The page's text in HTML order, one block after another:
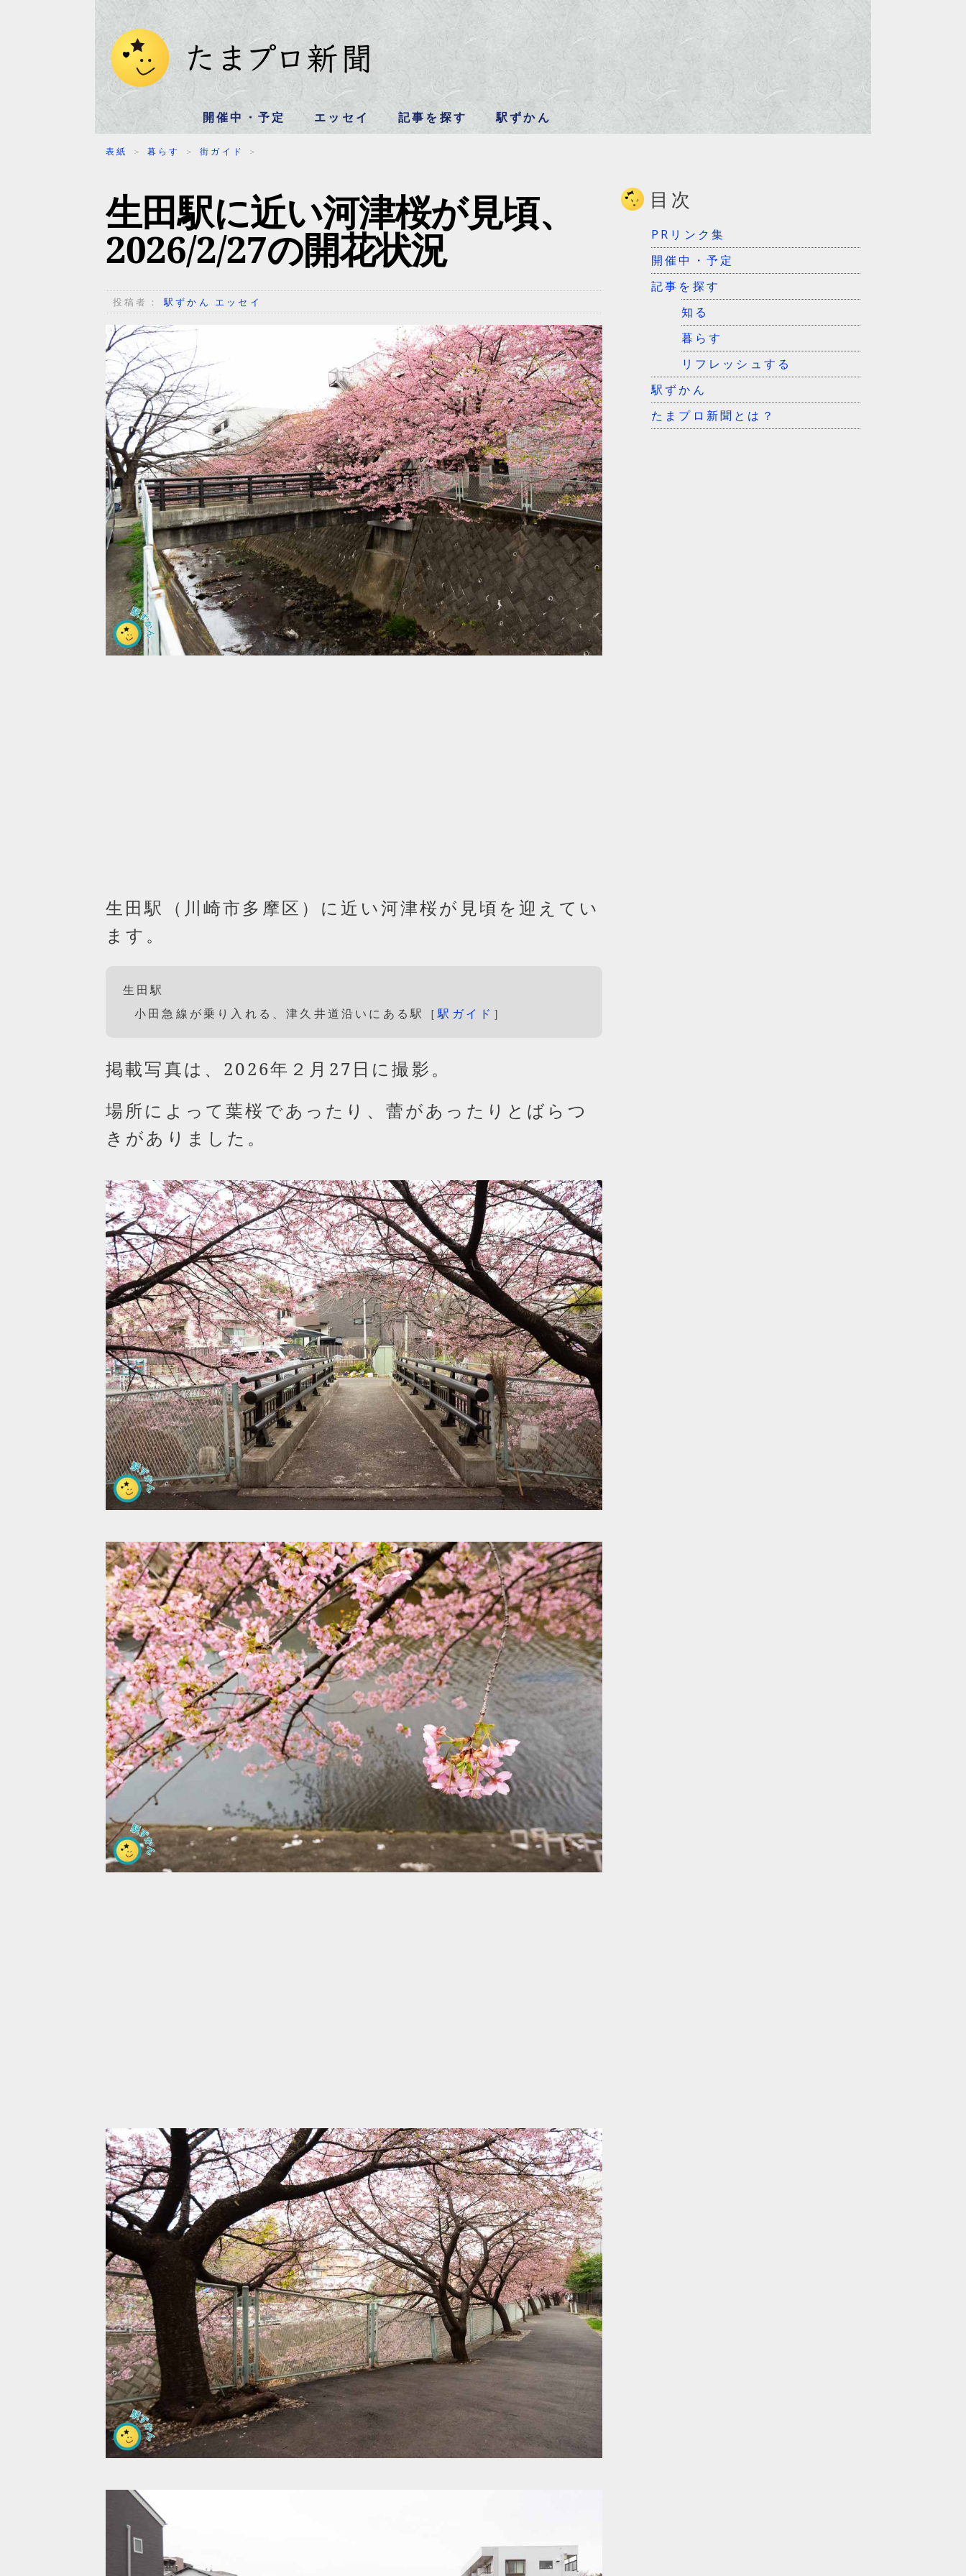
開催中・予定 エッセイ 記事を探す 駅ずかん
表紙 ＞暮らす ＞街ガイド ＞
生田駅に近い河津桜が見頃、
2026/2/27の開花状況
投稿者：駅ずかん エッセイ
生田駅（川崎市多摩区）に近い河津桜が見頃を迎えてい
ます。
生田駅
小田急線が乗り入れる、津久井道沿いにある駅［駅ガイド ］
掲載写真は、2026年２月27日に撮影。
場所によって葉桜であったり、蕾があったりとばらつ
きがありました。
目次
PRリンク集
開催中・予定
記事を探す
知る
暮らす
リフレッシュする
駅ずかん
たまプロ新聞とは？